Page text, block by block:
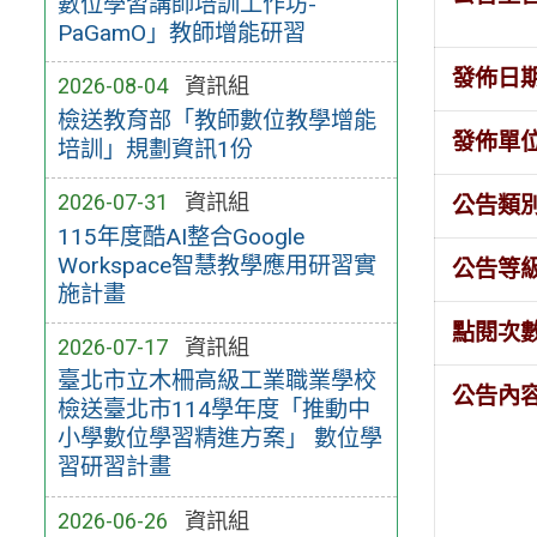
PaGamO」教師增能研習
2026-08-04 資訊組
檢送教育部「教師數位教學增能
培訓」規劃資訊1份
2026-07-31 資訊組
115年度酷AI整合Google
Workspace智慧教學應用研習實
施計畫
2026-07-17 資訊組
臺北市立木柵高級工業職業學校
檢送臺北市114學年度「推動中
小學數位學習精進方案」 數位學
習研習計畫
2026-06-26 資訊組
發佈日
發佈單
公告類
公告等
點閱次
公告內